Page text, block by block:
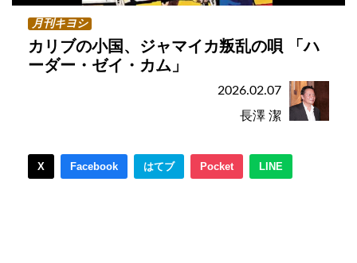
月刊キヨシ
カリブの小国、ジャマイカ叛乱の唄 「ハ
ーダー・ゼイ・カム」
2026.02.07
長澤 潔
X Facebook はてブ Pocket LINE